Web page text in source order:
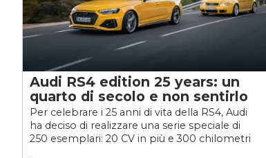
Audi RS4 edition 25 years: un
quarto di secolo e non sentirlo
Per celebrare i 25 anni di vita della RS4, Audi
ha deciso di realizzare una serie speciale di
250 esemplari: 20 CV in più e 300 chilometri